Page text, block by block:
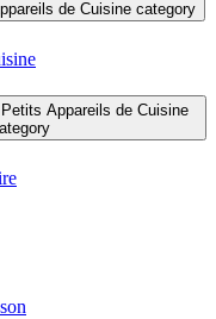
de Cuisine category
Appareils de Cuisine